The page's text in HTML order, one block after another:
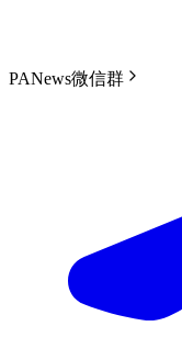
PANews微信群